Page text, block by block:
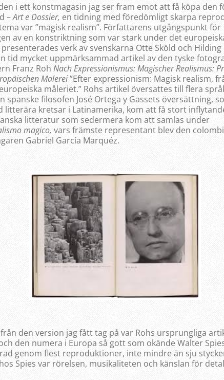
i ett konstmagasin jag ser fram emot att få köpa den
–Art e Dossier, en tidning med föredömligt skarpa
var ”magisk realism”. Författarens utgångspunkt för
av en konstriktning som var stark under det
verk av svenskarna Otte Sköld och Hilding
tid mycket uppmärksammad artikel av den tyske
Franz Roh Nach Expressionismus: Magischer Realismus:
Malerei”Efter expressionism: Magisk realism,
måleriet.” Rohs artikel översattes till flera
spanske filosofen José Ortega y Gassets översättning,
litterära kretsar i Latinamerika, kom att få stort
litteratur som sedermera kom att samlas under
magico, vars främste representant blev den
Gabriel García Marquéz.
den version jag fått tag på var Rohs ursprungliga
den numera i Europa så gott som okände Walter
genom flest reproduktioner, inte mindre än sju
Spies var rörelsen, musikaliteten och känslan för